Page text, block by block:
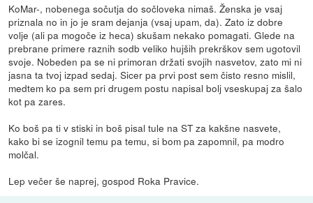
KoMar-, nobenega sočutja do sočloveka nimaš. Ženska je vsaj
priznala no in jo je sram dejanja (vsaj upam, da). Zato iz dobre
volje (ali pa mogoče iz heca) skušam nekako pomagati. Glede na
prebrane primere raznih sodb veliko hujših prekrškov sem ugotovil
svoje. Nobeden pa se ni primoran držati svojih nasvetov, zato mi ni
jasna ta tvoj izpad sedaj. Sicer pa prvi post sem čisto resno mislil,
medtem ko pa sem pri drugem postu napisal bolj vseskupaj za šalo
kot pa zares.
Ko boš pa ti v stiski in boš pisal tule na ST za kakšne nasvete,
kako bi se izognil temu pa temu, si bom pa zapomnil, pa modro
molčal.
Lep večer še naprej, gospod Roka Pravice.